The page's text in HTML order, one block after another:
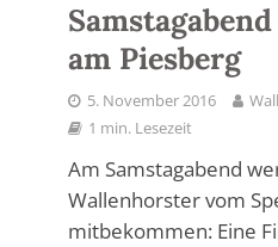
am Piesberg
5. November 2016
1 min. Lesezeit
Am Samstagabend
Wallenhorster vom
mitbekommen: Eine